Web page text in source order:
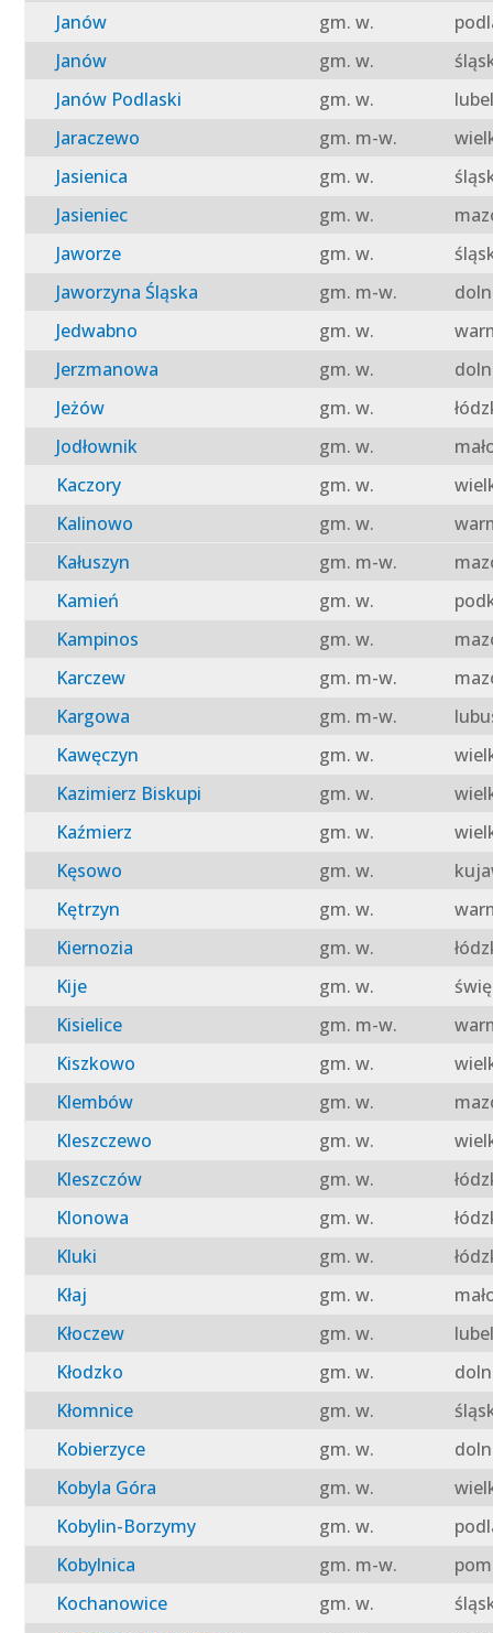
Janów gm. w.
Janów
gm. w.
Janów Podlaski
gm. w.
Jaraczewo
gm. m-w.
Jasienica
gm. w.
Jasieniec
gm. w.
Jaworze
gm. w.
Jaworzyna Śląska
gm. m-w.
Jedwabno
gm. w.
Jerzmanowa
gm. w.
Jeżów
gm. w.
Jodłownik
gm. w.
Kaczory
gm. w.
Kalinowo
gm. w.
Kałuszyn
gm. m-w.
Kamień
gm. w.
Kampinos
gm. w.
Karczew
gm. m-w.
Kargowa
gm. m-w.
Kawęczyn
gm. w.
Kazimierz Biskupi
gm. w.
Kaźmierz
gm. w.
Kęsowo
gm. w.
Kętrzyn
gm. w.
Kiernozia
gm. w.
Kije
gm. w.
Kisielice
gm. m-w.
Kiszkowo
gm. w.
Klembów
gm. w.
Kleszczewo
gm. w.
Kleszczów
gm. w.
Klonowa
gm. w.
Kluki
gm. w.
Kłaj
gm. w.
Kłoczew
gm. w.
Kłodzko
gm. w.
Kłomnice
gm. w.
Kobierzyce
gm. w.
Kobyla Góra
gm. w.
Kobylin-Borzymy
gm. w.
Kobylnica
gm. m-w.
Kochanowice
gm. w.